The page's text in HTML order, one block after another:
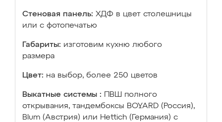
Стеновая панель: ХДФ в цвет столешницы
или с фотопечатью
Габариты: изготовим кухню любого
размера
Цвет: на выбор, более 250 цветов
Выкатные системы :
ПВШ полного
открывания, тандембоксы BOYARD (Россия),
Blum (Австрия) или Hettich (Германия) с